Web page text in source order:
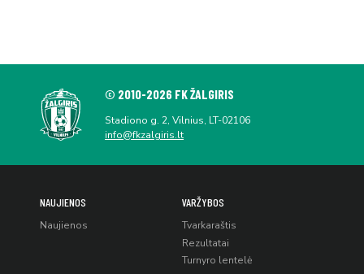
© 2010-2026 FK ŽALGIRIS
Stadiono g. 2, Vilnius, LT-02106
info@fkzalgiris.lt
NAUJIENOS
Naujienos
VARŽYBOS
Tvarkaraštis
Rezultatai
Turnyro lentelė